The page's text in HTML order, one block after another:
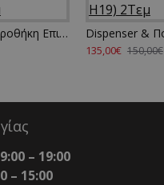
Dispenser & Ποτηροθήκη Επιτοίχια Σετ 80-153 Matt Bordeaux Pam Co (W17 x D7 x H19) 2Τεμ
135,00€ 150,00€
9:00 – 19:00
– 15:00